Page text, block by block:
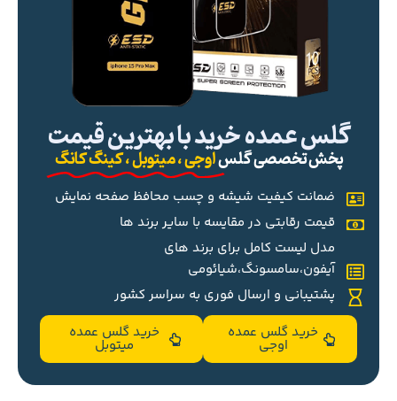
گلس عمده خرید با بهترین قیمت
پخش تخصصی گلساوجی ، میتوبل ، کینگ کانگ
ضمانت کیفیت شیشه و چسب محافظ صفحه نمایش
قیمت رقابتی در مقایسه با سایر برند ها
مدل لیست کامل برای برند های
آیفون،سامسونگ،شیائومی
پشتیبانی و ارسال فوری به سراسر کشور
خرید گلس عمده
اوجی
خرید گلس عمده
میتوبل